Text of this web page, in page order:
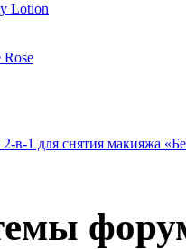
Lotion
Rose
в-1 для снятия макияжа